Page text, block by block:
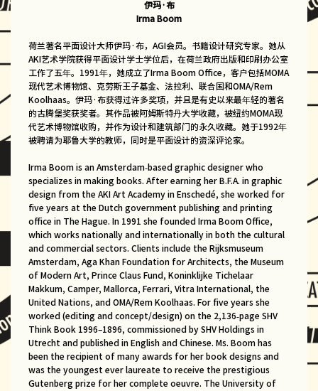
伊玛·布
Irma Boom
荷兰著名平面设计大师伊玛·布，AGI会员。书籍设计研究专家。她从
AKI艺术学院获得平面设计学士学位后，在荷兰政府出版和印刷办公室
工作了五年。1991年，她成立了Irma Boom Office，客户包括MOMA
现代艺术博物馆、克劳斯王子基金、法拉利、联合国和OMA/Rem
Koolhaas。伊玛·布获得过许多奖项，并且是有史以来最年轻的著名
的古腾堡奖获奖者。其作品被阿姆斯特丹大学收藏，被纽约MOMA现
代艺术博物馆收购，并作为设计和建筑部门的永久收藏。她于1992年
被聘请为耶鲁大学的教师，同时是平面设计的资深评论家。
Irma Boom is an Amsterdam-based graphic designer who
specializes in making books. After earning her B.F.A. in graphic
design from the AKI Art Academy in Enschedé, she worked for
five years at the Dutch government publishing and printing
office in The Hague. In 1991 she founded Irma Boom Office,
which works nationally and internationally in both the cultural
and commercial sectors. Clients include the Rijksmuseum
Amsterdam, Aga Khan Foundation for Architects, the Museum
of Modern Art, Prince Claus Fund, Koninklijke Tichelaar
Makkum, Camper, Mallorca, Ferrari, Vitra International, the
United Nations, and OMA/Rem Koolhaas. For five years she
worked (editing and concept/design) on the 2,136-page SHV
Think Book 1996–1896, commissioned by SHV Holdings in
Utrecht and published in English and Chinese. Ms. Boom has
been the recipient of many awards for her book designs and
was the youngest ever laureate to receive the prestigious
Gutenberg prize for her complete oeuvre. The University of